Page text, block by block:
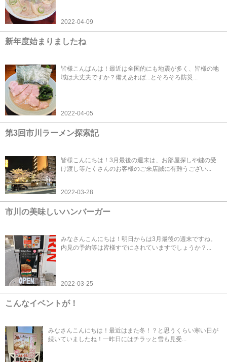
2022-04-09
新年度始まりましたね
皆様こんばんは！最近は全国的にも地震が多く、皆様の地
域は大丈夫ですか？備えあれば...とそろそろ防災...
2022-04-05
第3回市川ラーメン探索記
皆様こんにちは！3月最後の週末は、お部屋探しや鍵の受
け渡し等たくさんのお客様のご来店誠に有難うござい...
2022-03-28
市川の美味しいハンバーガー
みなさんこんにちは！明日からは3月最後の週末ですね。
内見の予約等は皆様すでにされていますでしょうか？...
2022-03-25
こんなイベントが！
みなさんこんにちは！最近はまた冬！？と思うくらい寒い日が
続いていましたね！一昨日にはチラッと雪も見受...